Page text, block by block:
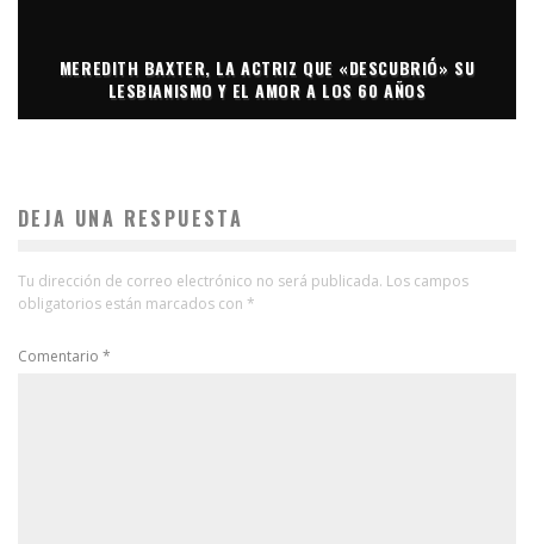
MEREDITH BAXTER, LA ACTRIZ QUE «DESCUBRIÓ» SU
LESBIANISMO Y EL AMOR A LOS 60 AÑOS
DEJA UNA RESPUESTA
Tu dirección de correo electrónico no será publicada. Los campos
obligatorios están marcados con *
Comentario *